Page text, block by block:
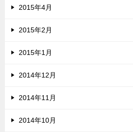
2015年4月
2015年2月
2015年1月
2014年12月
2014年11月
2014年10月